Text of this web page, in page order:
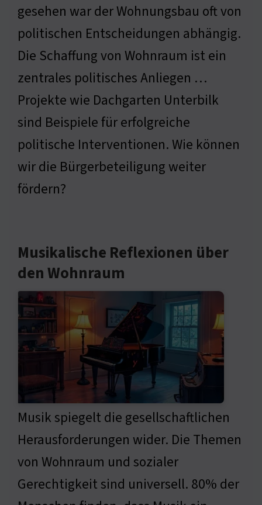
gesehen war der Wohnungsbau oft von
politischen Entscheidungen abhängig.
Die Schaffung von Wohnraum ist ein
zentrales politisches Anliegen …
Projekte wie Dachgarten Unterbilk
sind Beispiele für erfolgreiche
politische Interventionen. Wie können
wir die Bürgerbeteiligung weiter
fördern?
Musikalische Reflexionen über
den Wohnraum
Musik spiegelt die gesellschaftlichen
Herausforderungen wider. Die Themen
von Wohnraum und sozialer
Gerechtigkeit sind universell. 80% der